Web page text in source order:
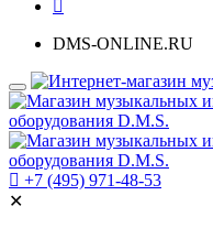
DMS-ONLINE.RU
+7 (495) 971-48-53
✕